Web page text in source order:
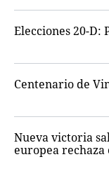
Elecciones 20-D:
Centenario de
Nueva victoria
europea